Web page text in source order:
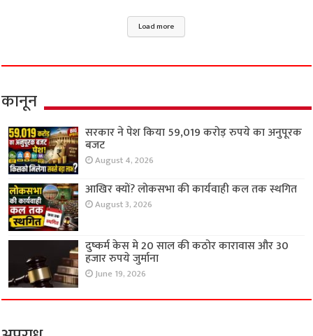
Load more
कानून
सरकार ने पेश किया 59,019 करोड़ रुपये का अनुपूरक
बजट
August 4, 2026
आखिर क्यों? लोकसभा की कार्यवाही कल तक स्थगित
August 3, 2026
दुष्कर्म केस मे 20 साल की कठोर कारावास और 30
हजार रुपये जुर्माना
June 19, 2026